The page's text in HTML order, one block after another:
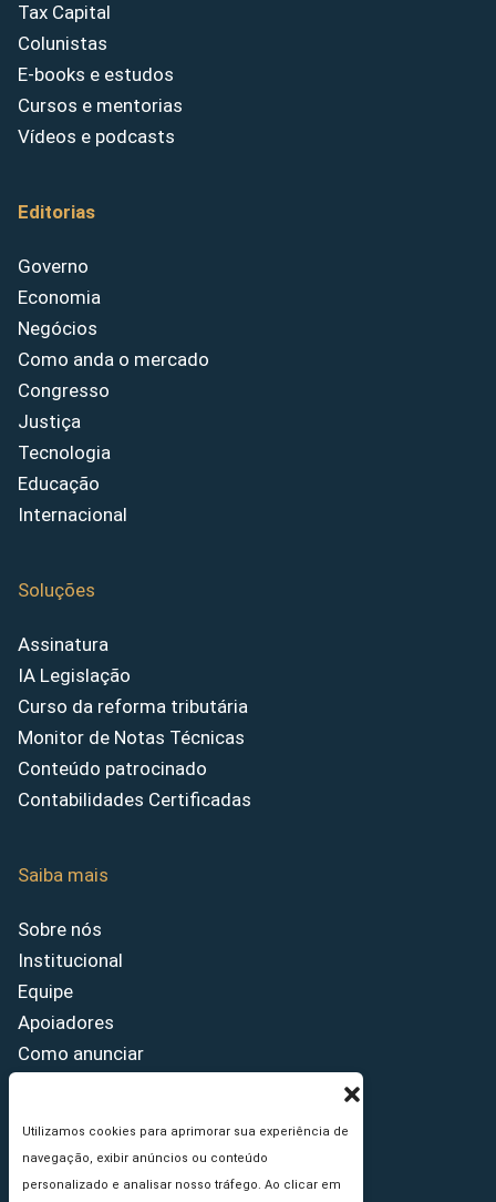
Utilizamos cookies para aprimorar sua experiência de
navegação, exibir anúncios ou conteúdo
personalizado e analisar nosso tráfego. Ao clicar em
Tax Capital
Colunistas
E-books e estudos
Cursos e mentorias
Vídeos e podcasts
Editorias
Governo
Economia
Negócios
Como anda o mercado
Congresso
Justiça
Tecnologia
Educação
Internacional
Soluções
Assinatura
IA Legislação
Curso da reforma tributária
Monitor de Notas Técnicas
Conteúdo patrocinado
Contabilidades Certificadas
Saiba mais
Sobre nós
Institucional
Equipe
Apoiadores
Como anunciar
Princípios Editoriais